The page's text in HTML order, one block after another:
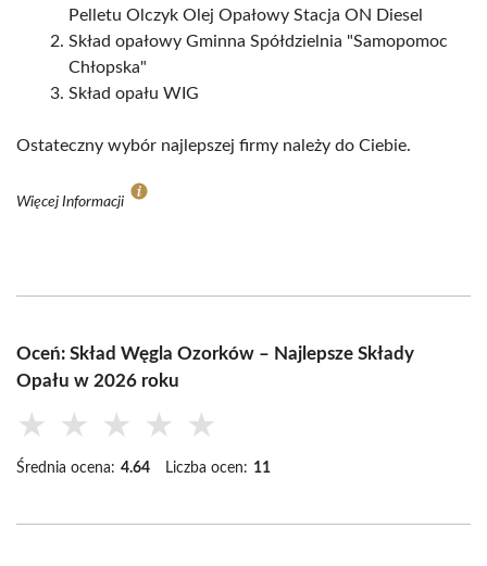
Pelletu Olczyk Olej Opałowy Stacja ON Diesel
Skład opałowy Gminna Spółdzielnia "Samopomoc
Chłopska"
Skład opału WIG
Ostateczny wybór najlepszej firmy należy do Ciebie.
Więcej Informacji
Oceń: Skład Węgla Ozorków – Najlepsze Składy
Opału w 2026 roku
★ ★ ★ ★ ★
Średnia ocena: 4.64 Liczba ocen: 11